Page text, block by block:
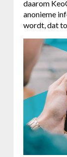
n
e
n
i
n
e
e
s
c
daarom
anonieme
wordt, dat